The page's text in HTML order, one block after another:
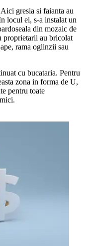
gresia si faianta au
locul ei, s-a instalat un
din mozaic de
proprietarii au bricolat
rama oglinzii sau
cu bucataria. Pentru
zona in forma de U,
pentru toate